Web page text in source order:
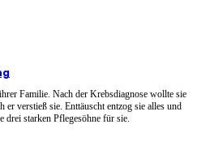
Familie. Nach der Krebsdiagnose wollte sie
verstieß sie. Enttäuscht entzog sie alles und
drei starken Pflegesöhne für sie.